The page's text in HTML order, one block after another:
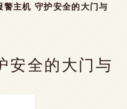
警主机 守护安全的大门与
安全的大门与